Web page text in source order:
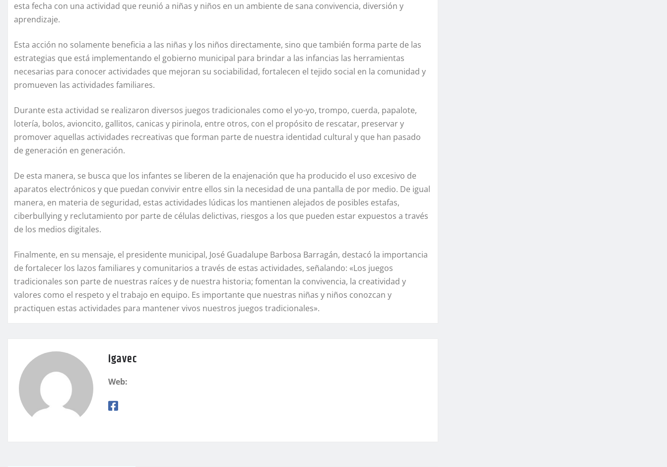
esta fecha con una actividad que reunió a niñas y niños en un ambiente de sana convivencia, diversión y
aprendizaje.
Esta acción no solamente beneficia a las niñas y los niños directamente, sino que también forma parte de las
estrategias que está implementando el gobierno municipal para brindar a las infancias las herramientas
necesarias para conocer actividades que mejoran su sociabilidad, fortalecen el tejido social en la comunidad y
promueven las actividades familiares.
Durante esta actividad se realizaron diversos juegos tradicionales como el yo-yo, trompo, cuerda, papalote,
lotería, bolos, avioncito, gallitos, canicas y pirinola, entre otros, con el propósito de rescatar, preservar y
promover aquellas actividades recreativas que forman parte de nuestra identidad cultural y que han pasado
de generación en generación.
De esta manera, se busca que los infantes se liberen de la enajenación que ha producido el uso excesivo de
aparatos electrónicos y que puedan convivir entre ellos sin la necesidad de una pantalla de por medio. De igual
manera, en materia de seguridad, estas actividades lúdicas los mantienen alejados de posibles estafas,
ciberbullying y reclutamiento por parte de células delictivas, riesgos a los que pueden estar expuestos a través
de los medios digitales.
Finalmente, en su mensaje, el presidente municipal, José Guadalupe Barbosa Barragán, destacó la importancia
de fortalecer los lazos familiares y comunitarios a través de estas actividades, señalando: «Los juegos
tradicionales son parte de nuestras raíces y de nuestra historia; fomentan la convivencia, la creatividad y
valores como el respeto y el trabajo en equipo. Es importante que nuestras niñas y niños conozcan y
practiquen estas actividades para mantener vivos nuestros juegos tradicionales».
igavec
Web: